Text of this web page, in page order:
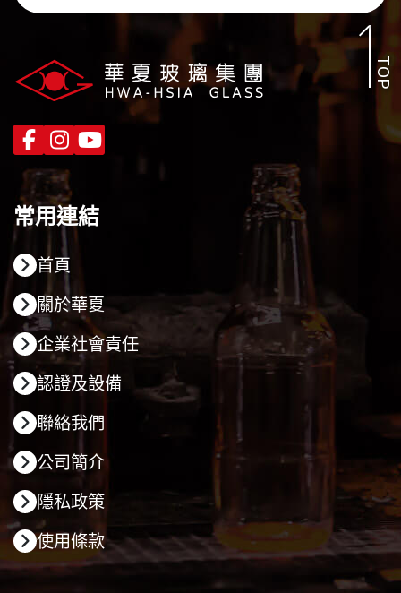
TOP
常用連結
首頁
關於華夏
企業社會責任
認證及設備
聯絡我們
公司簡介
隱私政策
使用條款